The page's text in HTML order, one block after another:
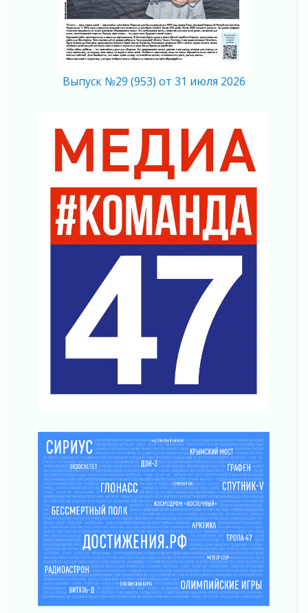
летию Билибина
01 августа 2026
Лето без гаджетов
01 августа 2026
01 августа 2026
В музей всей семьёй
01 августа 2026
Без заявлений и очередей
Не женское это дело...уверены?
01 августа 2026
Все силы в кулак
Один в поле — не воин
01 августа 2026
Пик топливного кризиса в регионе прошёл
О мужестве, долге и стойкости
Маршрутами будущего — к заветной цели
31 июля 2026
«Корвет» на страже
31 июля 2026
Правила для жизни
31 июля 2026
С рабочим визитом
31 июля 2026
В Шлиссельбурге прошла акция «Белый
кораблик Памяти»
31 июля 2026
Выпуск №29 (953) от 31 июля 2026